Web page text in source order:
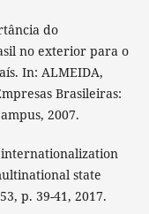
do
no exterior para o
In: ALMEIDA,
Brasileiras:
2007.
internationalization
state
p. 39-41, 2017.